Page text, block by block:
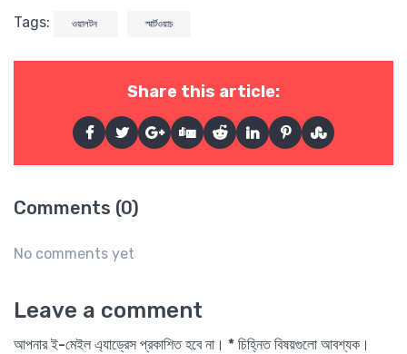
Tags: ওয়ালটন স্মার্টওয়াচ
Share this article:
Comments (0)
No comments yet
Leave a comment
আপনার ই-মেইল এ্যাড্রেস প্রকাশিত হবে না। * চিহ্নিত বিষয়গুলো আবশ্যক।